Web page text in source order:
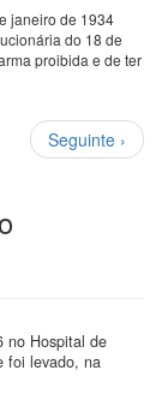
janeiro de 1934
do 18 de
proibida e de ter
Próxima
página
Seguinte ›
no Hospital de
foi levado, na